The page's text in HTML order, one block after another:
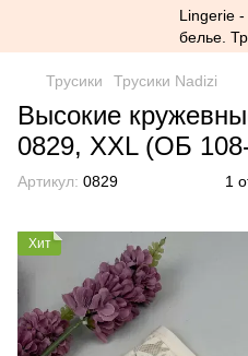
Трусики Трусики Nadizi
Высокие
0829, XXL (ОБ
Артикул: 0829 1
Хит